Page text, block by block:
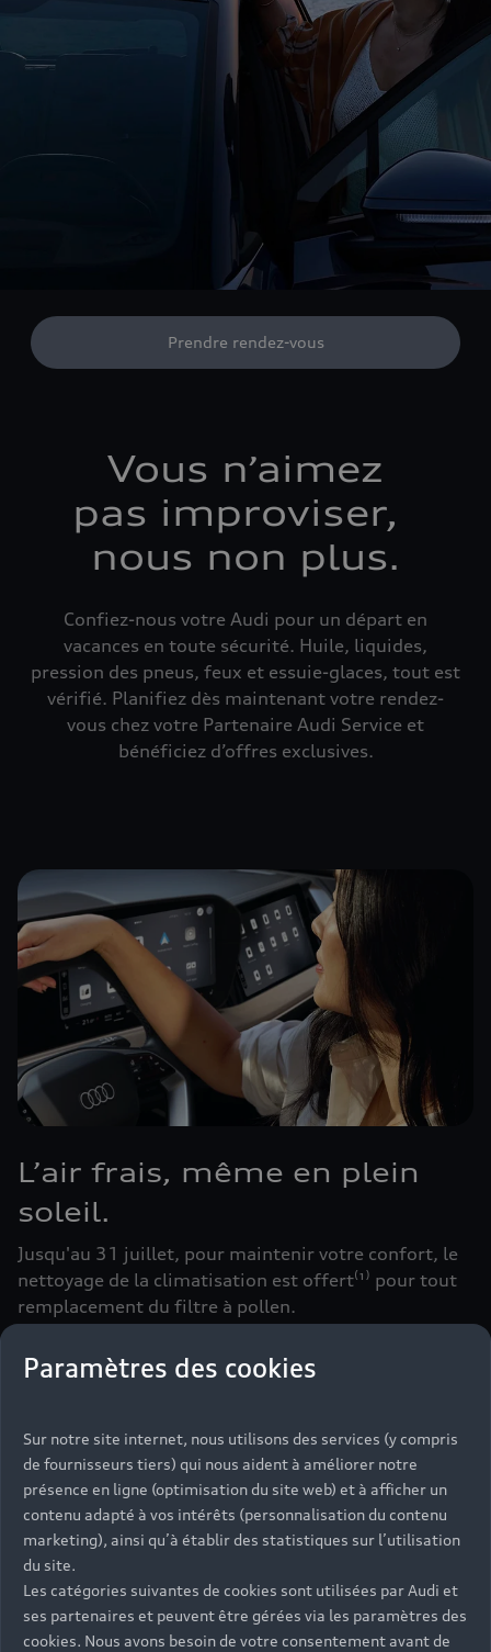
Prendre rendez-vous
Vous n’aimez
pas improviser,
nous non plus.
Confiez-nous votre Audi pour un départ en
vacances en toute sécurité. Huile, liquides,
pression des pneus, feux et essuie-glaces, tout est
vérifié. Planifiez dès maintenant votre rendez-
vous chez votre Partenaire Audi Service et
bénéficiez d’offres exclusives.
L’air frais, même en plein
soleil.
Jusqu'au 31 juillet, pour maintenir votre confort, le
nettoyage de la climatisation est offert⁽¹⁾ pour tout
remplacement du filtre à pollen.
Prendre rendez-vous
Paramètres des cookies
Sur notre site internet, nous utilisons des services (y compris
de fournisseurs tiers) qui nous aident à améliorer notre
présence en ligne (optimisation du site web) et à afficher un
contenu adapté à vos intérêts (personnalisation du contenu
marketing), ainsi qu’à établir des statistiques sur l’utilisation
du site.
Les catégories suivantes de cookies sont utilisées par Audi et
ses partenaires et peuvent être gérées via les paramètres des
cookies. Nous avons besoin de votre consentement avant de